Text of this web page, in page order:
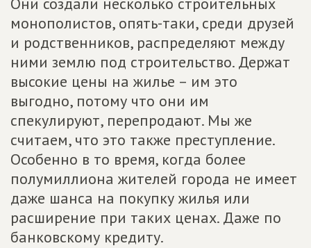
монополистов, опять-таки, среди друзей
и родственников, распределяют между
ними землю под строительство. Держат
высокие цены на жилье – им это
выгодно, потому что они им
спекулируют, перепродают. Мы же
считаем, что это также преступление.
Особенно в то время, когда более
полумиллиона жителей города не имеет
даже шанса на покупку жилья или
расширение при таких ценах. Даже по
банковскому кредиту.